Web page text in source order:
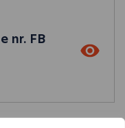
nr. FB